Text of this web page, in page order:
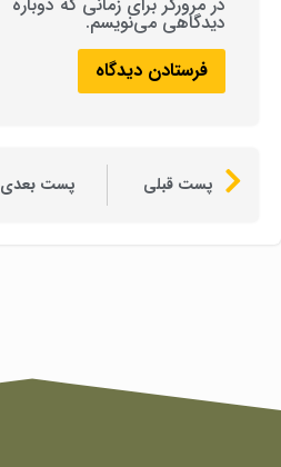
دیدگاهی می‌نویسم.
پست قبلی پست بعدی